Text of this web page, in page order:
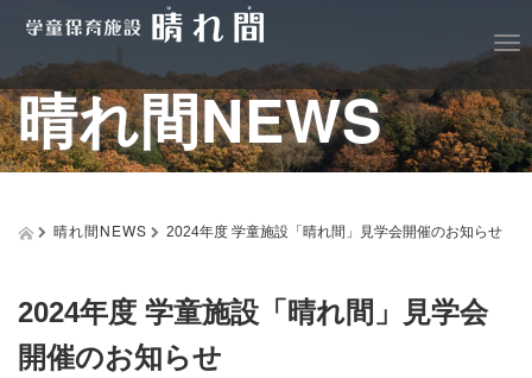
T
g
g
l
e
晴れ間NEWS
晴れ間NEWS 2024年度 学童施設「晴れ間」見学会開催のお知らせ
2024年度 学童施設「晴れ間」見学会
開催のお知らせ